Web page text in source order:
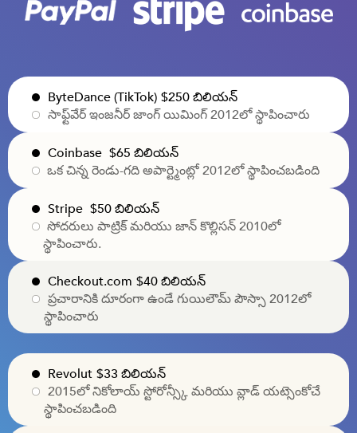
ByteDance (TikTok) $250 బిలియన్
సాఫ్ట్‌వేర్ ఇంజనీర్ జాంగ్ యిమింగ్ 2012లో స్థాపించారు
Coinbase $65 బిలియన్
ఒక చిన్న రెండు-గది అపార్ట్మెంట్లో 2012లో స్థాపించబడింది
Stripe $50 బిలియన్
సోదరులు పాట్రిక్ మరియు జాన్ కొల్లిసన్ 2010లో
స్థాపించారు.
Checkout.com $40 బిలియన్
ప్రచారానికి దూరంగా ఉండే గుయిలౌమ్ పౌస్సా 2012లో
స్థాపించారు
Revolut $33 బిలియన్
2015లో నికోలాయ్ స్టోరోన్స్కీ మరియు వ్లాడ్ యట్సెంకోచే
స్థాపించబడింది